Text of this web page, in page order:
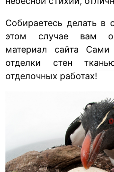
Собираетесь делать в
этом случае вам
материал сайта
отделки стен
отделочных работах!